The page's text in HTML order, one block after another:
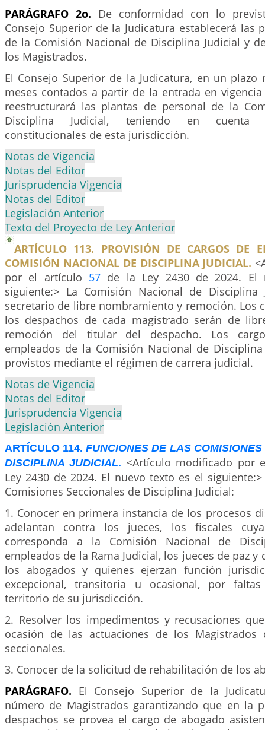
PARÁGRAFO 2o. De conformidad con lo
Consejo Superior de la Judicatura establecerá las
de la Comisión Nacional de Disciplina Judicial y
los Magistrados.
El Consejo Superior de la Judicatura, en un plazo
meses contados a partir de la entrada en
reestructurará las plantas de personal de la
Disciplina Judicial, teniendo en cuenta
constitucionales de esta jurisdicción.
Notas de Vigencia
Notas del Editor
Jurisprudencia Vigencia
Notas del Editor
Legislación Anterior
Texto del Proyecto de Ley Anterior
ARTÍCULO 113. PROVISIÓN DE CARGOS DE
COMISIÓN NACIONAL DE DISCIPLINA JUDICIAL.
por el artículo 57 de la Ley 2430 de 2024. El
siguiente:> La Comisión Nacional de Disciplina
secretario de libre nombramiento y remoción. Los
los despachos de cada magistrado serán de
remoción del titular del despacho. Los
empleados de la Comisión Nacional de
provistos mediante el régimen de carrera judicial.
Notas de Vigencia
Notas del Editor
Jurisprudencia Vigencia
Legislación Anterior
ARTÍCULO 114.FUNCIONES DE LAS
DISCIPLINA JUDICIAL. <Artículo modificado por
Ley 2430 de 2024. El nuevo texto es el
Comisiones Seccionales de Disciplina Judicial:
1. Conocer en primera instancia de los procesos
adelantan contra los jueces, los fiscales
corresponda a la Comisión Nacional de
empleados de la Rama Judicial, los jueces de paz y
los abogados y quienes ejerzan función
excepcional, transitoria u ocasional, por
territorio de su jurisdicción.
2. Resolver los impedimentos y recusaciones
ocasión de las actuaciones de los Magistrados
seccionales.
3. Conocer de la solicitud de rehabilitación de los
PARÁGRAFO. El Consejo Superior de la
número de Magistrados garantizando que en la
despachos se provea el cargo de abogado